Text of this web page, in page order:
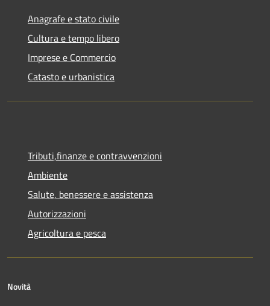
Anagrafe e stato civile
Cultura e tempo libero
Imprese e Commercio
Catasto e urbanistica
Tributi,finanze e contravvenzioni
Ambiente
Salute, benessere e assistenza
Autorizzazioni
Agricoltura e pesca
Novità